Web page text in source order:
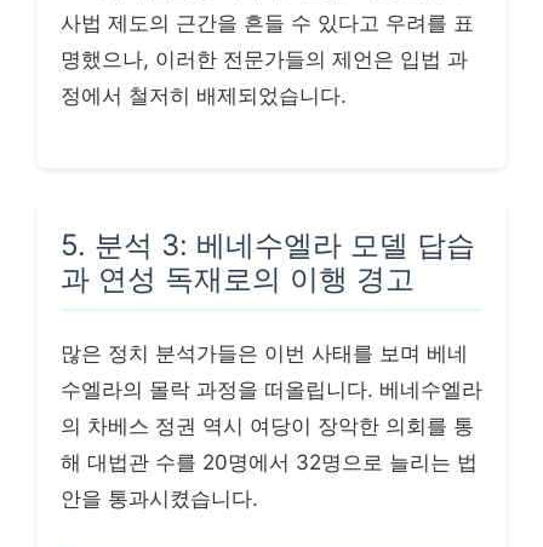
사법 제도의 근간을 흔들 수 있다고 우려를 표
명했으나, 이러한 전문가들의 제언은 입법 과
정에서 철저히 배제되었습니다.
5. 분석 3: 베네수엘라 모델 답습
과 연성 독재로의 이행 경고
많은 정치 분석가들은 이번 사태를 보며 베네
수엘라의 몰락 과정을 떠올립니다. 베네수엘라
의 차베스 정권 역시 여당이 장악한 의회를 통
해 대법관 수를 20명에서 32명으로 늘리는 법
안을 통과시켰습니다.